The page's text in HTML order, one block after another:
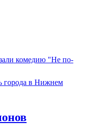
комедию "Не по-
города в Нижнем